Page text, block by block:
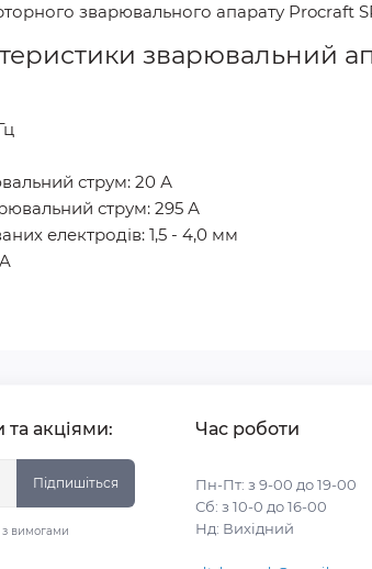
зварювального апарату Procraft
зварювальний
струм: 20 А
струм: 295 А
електродів: 1,5 - 4,0 мм
та акціями:
Підпишіться
з вимогами
Час роботи
Пн-Пт: з 9-00 до 19-00
Сб: з 10-0 до 16-00
Нд: Вихідний